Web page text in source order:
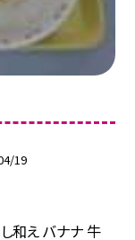
19
和え バナナ 牛